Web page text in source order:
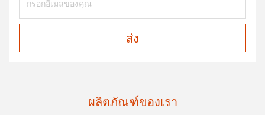
ส่ง
ผลิตภัณฑ์ของเรา